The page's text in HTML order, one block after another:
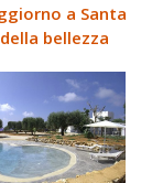
a Santa
bellezza